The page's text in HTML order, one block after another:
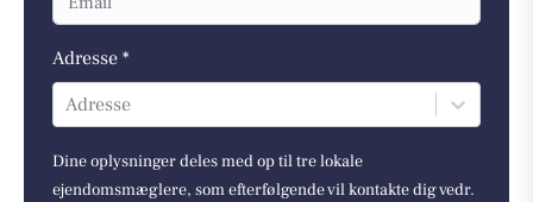
Adresse *
Adresse
Dine oplysninger deles med op til tre lokale
ejendomsmæglere, som efterfølgende vil kontakte dig vedr.